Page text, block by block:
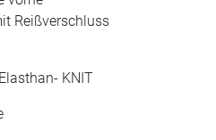
Reißverschluss
KNIT